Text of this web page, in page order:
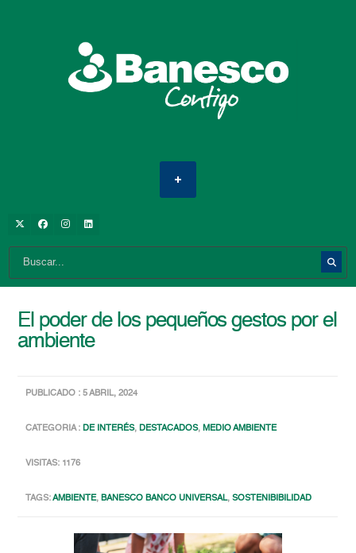
El poder de los pequeños gestos por el
ambiente
PUBLICADO : 5 ABRIL, 2024
CATEGORIA :DE INTERÉS,DESTACADOS,MEDIO AMBIENTE
VISITAS: 1176
TAGS:AMBIENTE,BANESCO BANCO UNIVERSAL,SOSTENIBIBILIDAD